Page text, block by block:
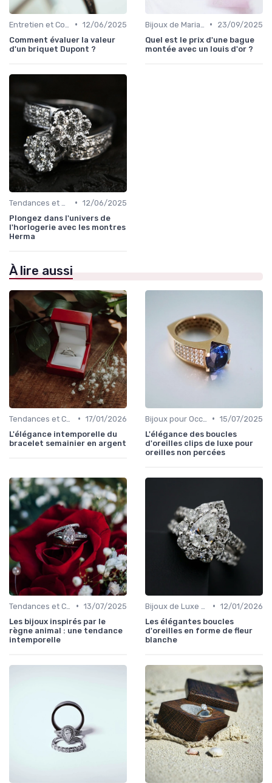
• 12/06/2025
Comment évaluer la valeur
d'un briquet Dupont ?
•
23/09/2025
Quel est le prix d'une bague
montée avec un louis d'or ?
• 12/06/2025
Plongez dans l'univers de
l'horlogerie avec les montres
Herma
À lire aussi
• 17/01/2026
L'élégance intemporelle du
bracelet semainier en argent
• 15/07/2025
L'élégance des boucles
d'oreilles clips de luxe pour
oreilles non percées
• 13/07/2025
Les bijoux inspirés par le
règne animal : une tendance
intemporelle
• 12/01/2026
Les élégantes boucles
d'oreilles en forme de fleur
blanche